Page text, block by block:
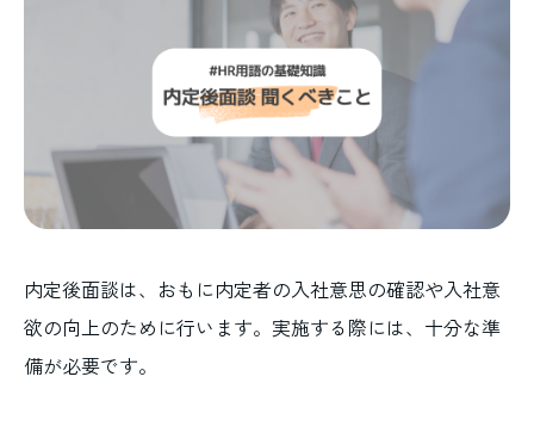
内定後面談は、おもに内定者の入社意思の確認や入社意
欲の向上のために行います。実施する際には、十分な準
備が必要です。